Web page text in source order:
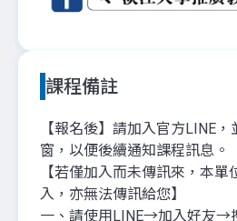
課程備註
【報名後】請加入官方LINE
窗，以便後續通知課程訊息。
【若僅加入而未傳訊來，本單
入，亦無法傳訊給您】
一、請使用LINE→加入好友→